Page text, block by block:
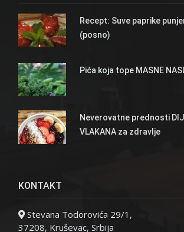
Recept: Suve paprike
(posno)
Pića koja tope MASNE
Neverovatne prednosti
VLAKANA za zdravlje
KONTAKT
Stevana Todorovića 29/1,
37208, Kruševac, Srbija